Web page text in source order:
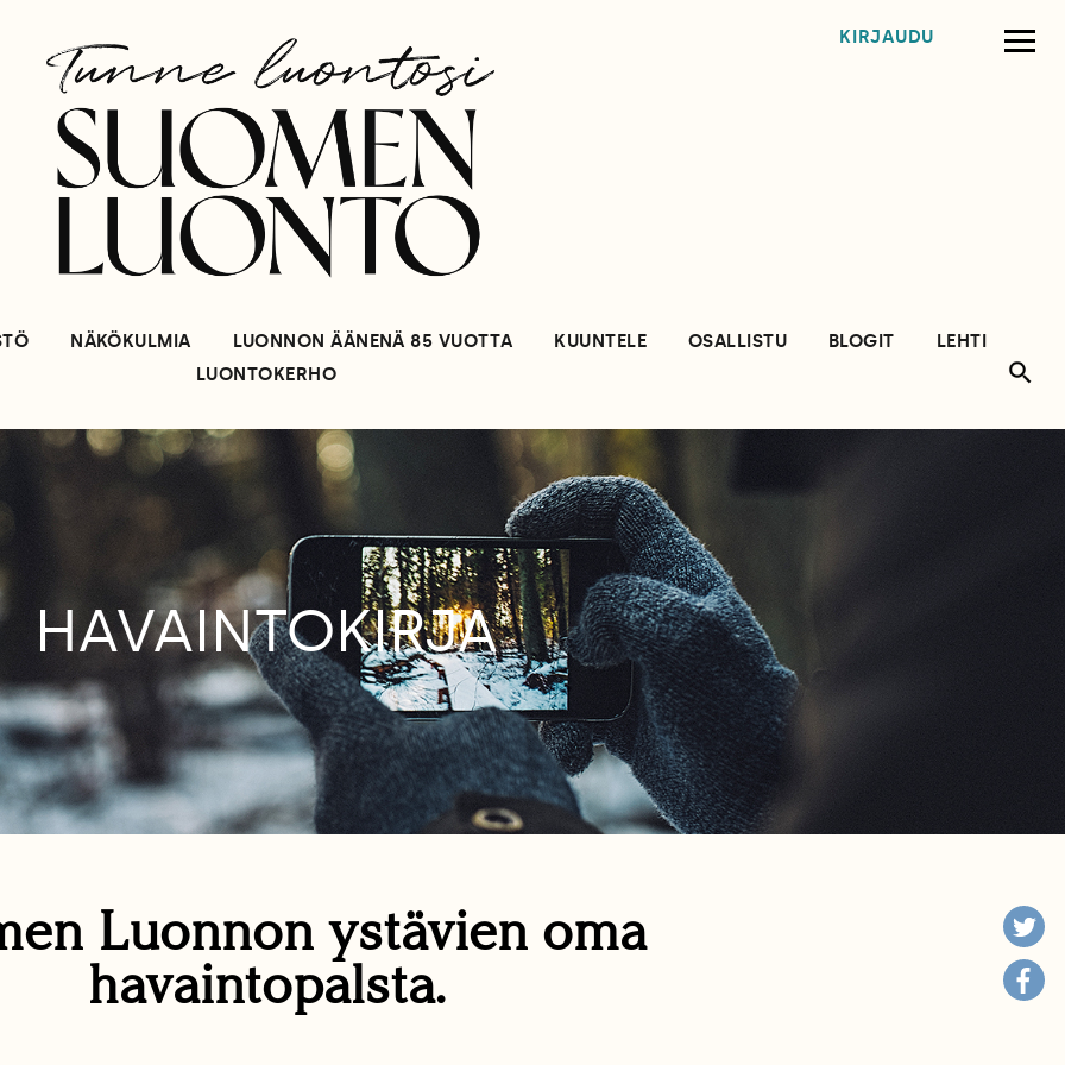
KIRJAUDU
NÄKÖKULMIA LUONNON ÄÄNENÄ 85 VUOTTA KUUNTELE OSALLISTU BLOGIT
LEHTI
LUONTOKERHO
HAVAINTOKIRJA
Luonnon ystävien oma
havaintopalsta.